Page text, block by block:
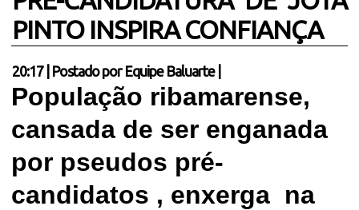
PINTO INSPIRA CONFIANÇA
20:17| Postado por Equipe Baluarte
População ribamarense,
cansada de ser enganada
por pseudos pré-
candidatos , enxerga na